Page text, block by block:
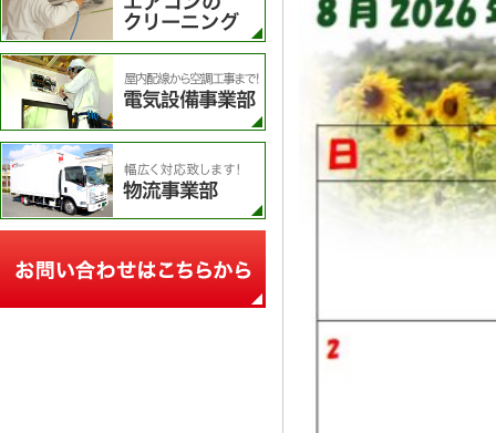
電気設備事業部
物流事業部